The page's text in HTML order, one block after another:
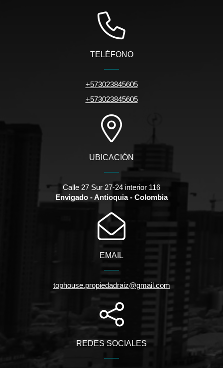
TELÉFONO
+573023845605
+573023845605
UBICACIÓN
Calle 27 Sur 27-24 interior 116
Envigado - Antioquia - Colombia
EMAIL
tophouse.propiedadraiz@gmail.com
REDES SOCIALES